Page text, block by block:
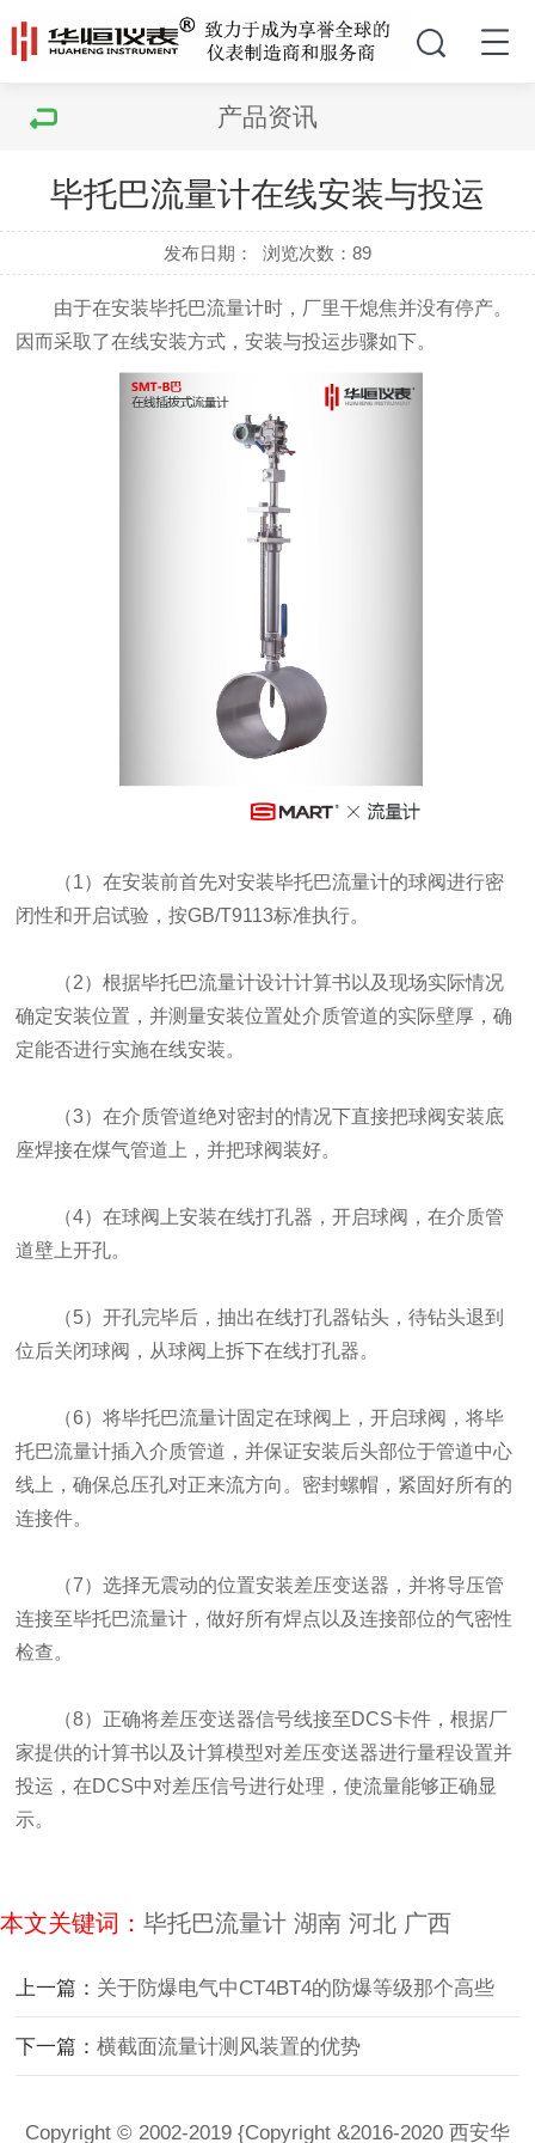
产品资讯
毕托巴流量计在线安装与投运
发布日期： 浏览次数：89
由于在安装毕托巴流量计时，厂里干熄焦并没有停产。
因而采取了在线安装方式，安装与投运步骤如下。
（1）在安装前首先对安装毕托巴流量计的球阀进行密
闭性和开启试验，按GB/T9113标准执行。
（2）根据毕托巴流量计设计计算书以及现场实际情况
确定安装位置，并测量安装位置处介质管道的实际壁厚，确
定能否进行实施在线安装。
（3）在介质管道绝对密封的情况下直接把球阀安装底
座焊接在煤气管道上，并把球阀装好。
（4）在球阀上安装在线打孔器，开启球阀，在介质管
道壁上开孔。
（5）开孔完毕后，抽出在线打孔器钻头，待钻头退到
位后关闭球阀，从球阀上拆下在线打孔器。
（6）将毕托巴流量计固定在球阀上，开启球阀，将毕
托巴流量计插入介质管道，并保证安装后头部位于管道中心
线上，确保总压孔对正来流方向。密封螺帽，紧固好所有的
连接件。
（7）选择无震动的位置安装差压变送器，并将导压管
连接至毕托巴流量计，做好所有焊点以及连接部位的气密性
检查。
（8）正确将差压变送器信号线接至DCS卡件，根据厂
家提供的计算书以及计算模型对差压变送器进行量程设置并
投运，在DCS中对差压信号进行处理，使流量能够正确显
示。
本文关键词： 毕托巴流量计 湖南 河北 广西
上一篇： 关于防爆电气中CT4BT4的防爆等级那个高些
下一篇：横截面流量计测风装置的优势
Copyright © 2002-2019 {Copyright &2016-2020 西安华